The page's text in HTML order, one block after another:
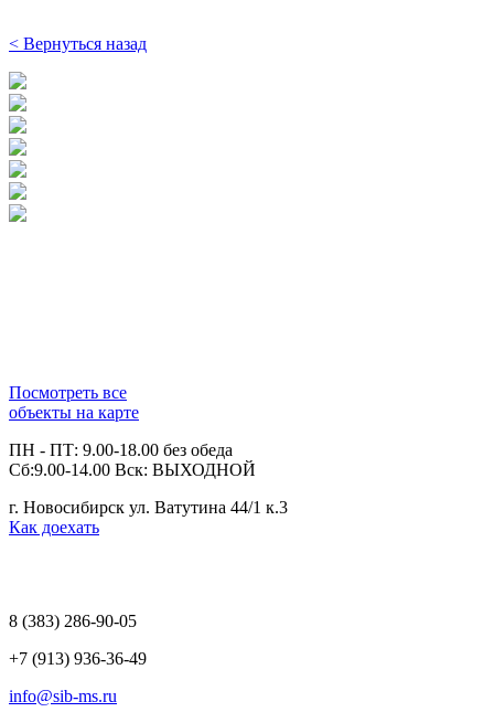
< Вернуться назад
Посмотреть все
объекты на карте
ПН - ПТ: 9.00-18.00 без обеда
Сб:9.00-14.00 Вск: ВЫХОДНОЙ
г. Новосибирск ул. Ватутина 44/1 к.3
Как доехать
8 (383) 286-90-05
+7 (913) 936-36-49
info@sib-ms.ru